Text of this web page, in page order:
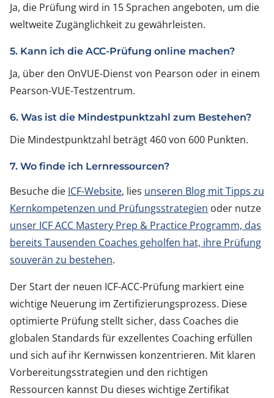
Ja, die Prüfung wird in 15 Sprachen angeboten, um die
weltweite Zugänglichkeit zu gewährleisten.
5. Kann ich die ACC-Prüfung online machen?
Ja, über den OnVUE-Dienst von Pearson oder in einem
Pearson-VUE-Testzentrum.
6. Was ist die Mindestpunktzahl zum Bestehen?
Die Mindestpunktzahl beträgt 460 von 600 Punkten.
7. Wo finde ich Lernressourcen?
Besuche die ICF-Website, lies unseren Blog mit Tipps zu
Kernkompetenzen und Prüfungsstrategien oder nutze
unser ICF ACC Mastery Prep & Practice Programm, das
bereits Tausenden Coaches geholfen hat, ihre Prüfung
souverän zu bestehen.
Der Start der neuen ICF-ACC-Prüfung markiert eine
wichtige Neuerung im Zertifizierungsprozess. Diese
optimierte Prüfung stellt sicher, dass Coaches die
globalen Standards für exzellentes Coaching erfüllen
und sich auf ihr Kernwissen konzentrieren. Mit klaren
Vorbereitungsstrategien und den richtigen
Ressourcen kannst Du dieses wichtige Zertifikat